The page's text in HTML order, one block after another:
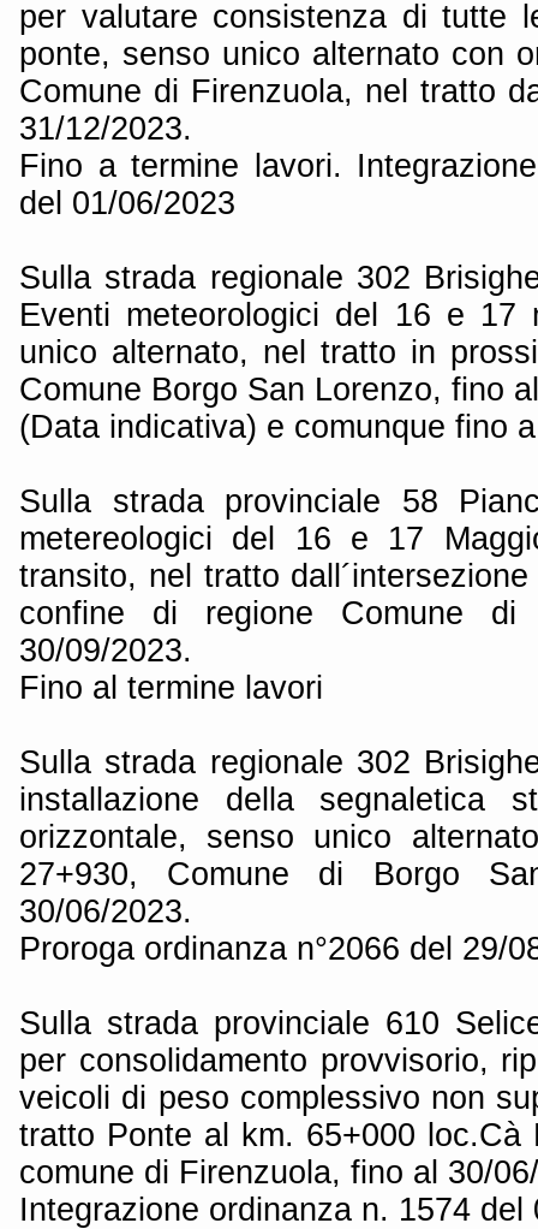
per valutare consistenza di tutte
ponte, senso unico alternato con
Comune di Firenzuola, nel tratto
31/12/2023.
Fino a termine lavori.
del 01/06/2023
Sulla strada regionale 302
Eventi meteorologici del 16 e 17
unico alternato, nel tratto in
Comune Borgo San Lorenzo, fino
(Data indicativa) e comunque fino
Sulla strada provinciale 58
metereologici del 16 e 17
transito, nel tratto
confine di regione Comune di
30/09/2023.
Fino al termine lavori
Sulla strada regionale 302
installazione della segnaletica
orizzontale, senso unico
27+930, Comune di Borgo
30/06/2023.
Proroga ordinanza n°2066 del 29/
Sulla strada provinciale 610
per consolidamento provvisorio,
veicoli di peso complessivo non
tratto Ponte al km. 65+000 loc.Cà
comune di Firenzuola, fino al 30/
Integrazione ordinanza n. 1574 del